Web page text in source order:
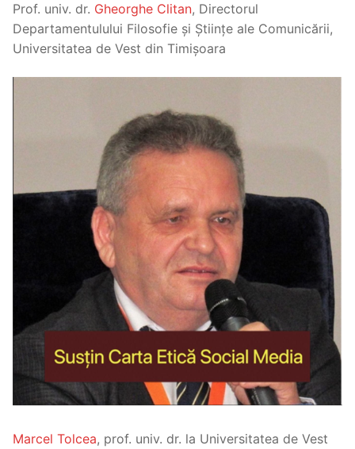
Prof. univ. dr. Gheorghe Clitan, Directorul
Departamentulului Filosofie și Științe ale Comunicării,
Universitatea de Vest din Timișoara
Marcel Tolcea, prof. univ. dr. la Universitatea de Vest